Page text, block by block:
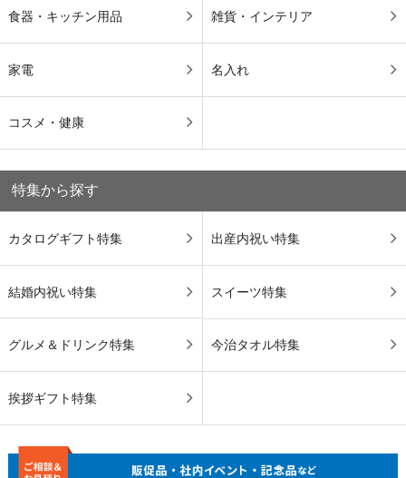
食器・キッチン用品 雑貨・インテリア
家電 名入れ
コスメ・健康
特集から探す
カタログギフト特集 出産内祝い特集
結婚内祝い特集 スイーツ特集
グルメ＆ドリンク特集 今治タオル特集
挨拶ギフト特集